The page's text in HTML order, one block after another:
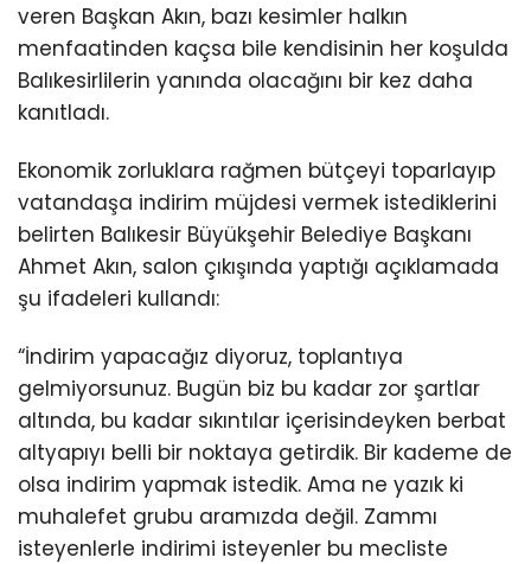
veren Başkan Akın, bazı kesimler halkın
menfaatinden kaçsa bile kendisinin her koşulda
Balıkesirlilerin yanında olacağını bir kez daha
kanıtladı.
Ekonomik zorluklara rağmen bütçeyi toparlayıp
vatandaşa indirim müjdesi vermek istediklerini
belirten Balıkesir Büyükşehir Belediye Başkanı
Ahmet Akın, salon çıkışında yaptığı açıklamada
şu ifadeleri kullandı:
“İndirim yapacağız diyoruz, toplantıya
gelmiyorsunuz. Bugün biz bu kadar zor şartlar
altında, bu kadar sıkıntılar içerisindeyken berbat
altyapıyı belli bir noktaya getirdik. Bir kademe de
olsa indirim yapmak istedik. Ama ne yazık ki
muhalefet grubu aramızda değil. Zammı
isteyenlerle indirimi isteyenler bu mecliste